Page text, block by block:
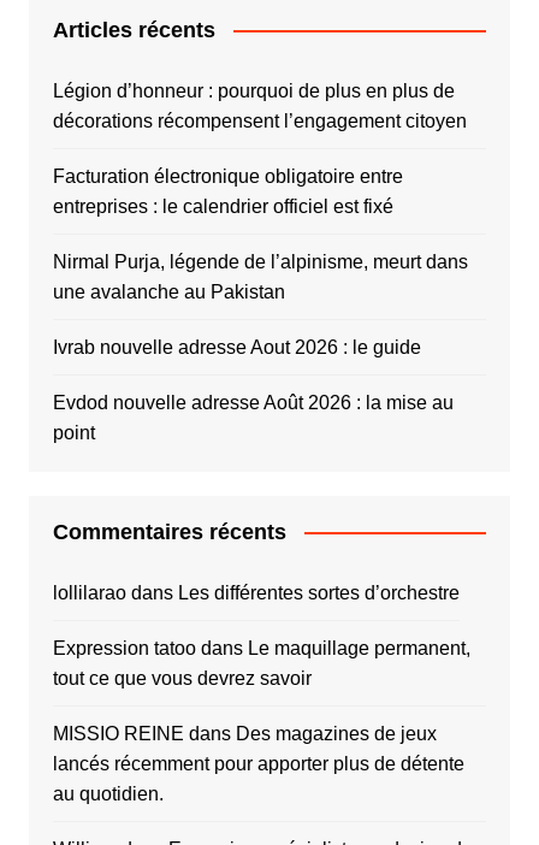
Articles récents
Légion d’honneur : pourquoi de plus en plus de
décorations récompensent l’engagement citoyen
Facturation électronique obligatoire entre
entreprises : le calendrier officiel est fixé
Nirmal Purja, légende de l’alpinisme, meurt dans
une avalanche au Pakistan
Ivrab nouvelle adresse Aout 2026 : le guide
Evdod nouvelle adresse Août 2026 : la mise au
point
Commentaires récents
lollilaraodans Les différentes sortes d’orchestre
Expression tatoodans Le maquillage permanent,
tout ce que vous devrez savoir
MISSIO REINE dans Des magazines de jeux
lancés récemment pour apporter plus de détente
au quotidien.